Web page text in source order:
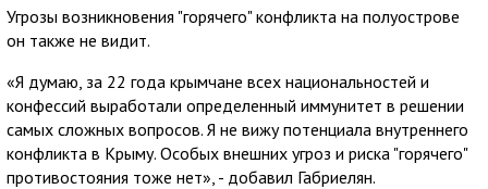
Угрозы возникновения "горячего" конфликта на полуострове
он также не видит.
«Я думаю, за 22 года крымчане всех национальностей и
конфессий выработали определенный иммунитет в решении
самых сложных вопросов. Я не вижу потенциала внутреннего
конфликта в Крыму. Особых внешних угроз и риска "горячего"
противостояния тоже нет», - добавил Габриелян.